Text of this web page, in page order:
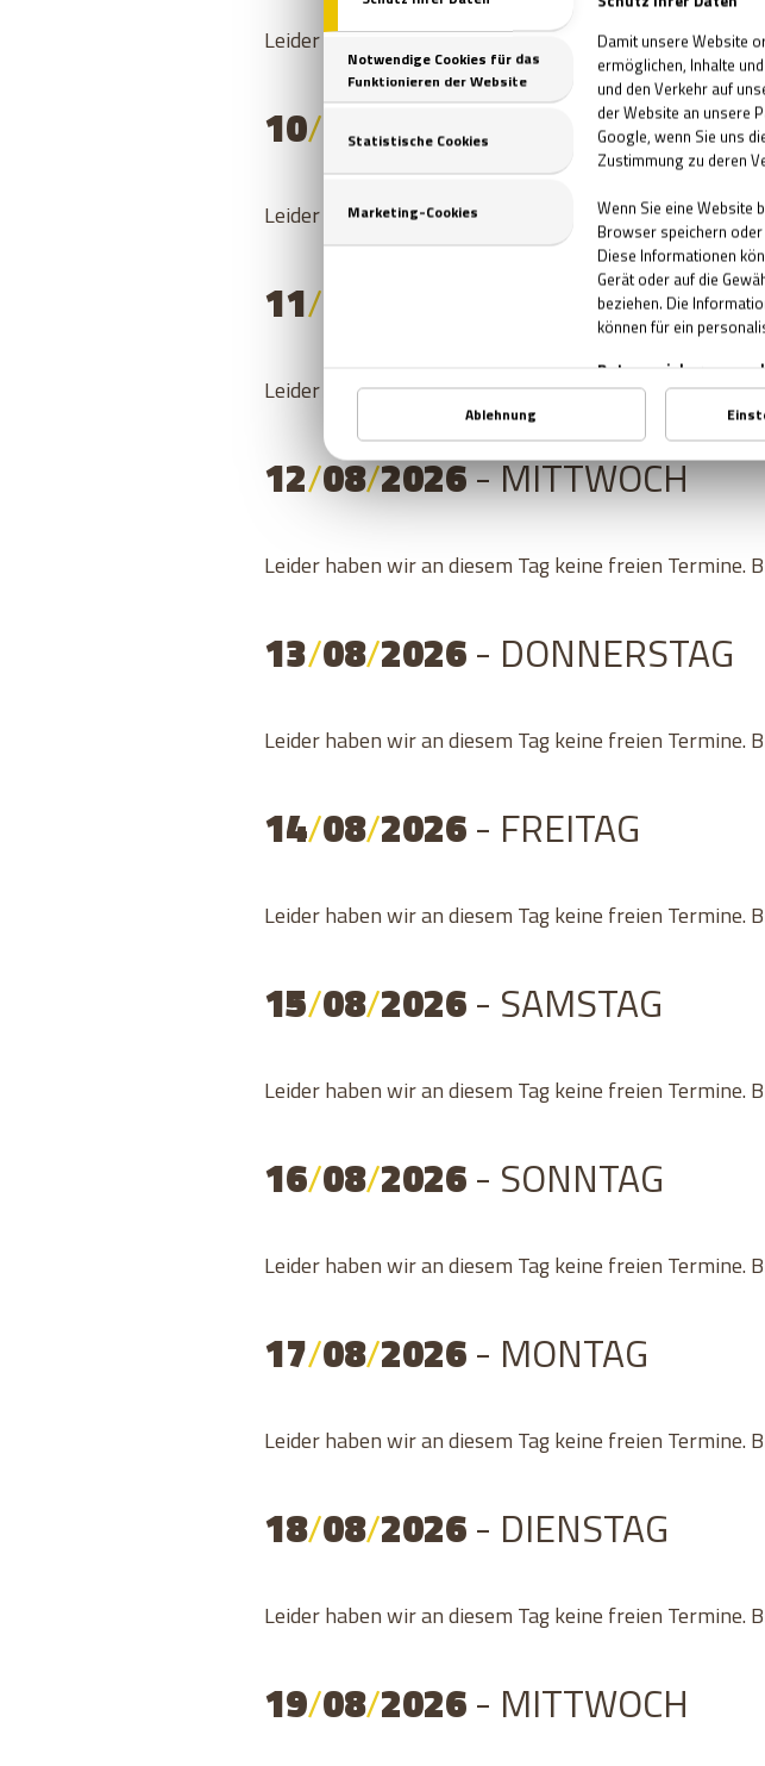
Leider haben wir an diesem Tag keine freien
10/ 08/2026- MONTAG
Leider haben wir an diesem Tag keine freien
11/ - DIENSTAG
Leider haben wir an diesem Tag keine freien
12/08/2026- MITTWOCH
Leider haben wir an diesem Tag keine freien
13/08/2026- DONNERSTAG
Leider haben wir an diesem Tag keine freien
14/08/2026- FREITAG
Leider haben wir an diesem Tag keine freien
15/08/2026- SAMSTAG
Leider haben wir an diesem Tag keine freien
16/08/2026- SONNTAG
Leider haben wir an diesem Tag keine freien
17/08/2026- MONTAG
Leider haben wir an diesem Tag keine freien
18/08/2026- DIENSTAG
Leider haben wir an diesem Tag keine freien
19/08/2026- MITTWOCH